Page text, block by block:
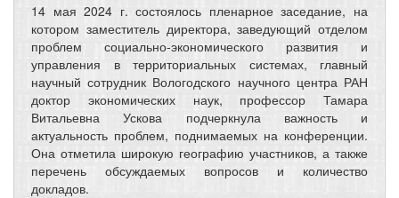
14 мая 2024 г. состоялось пленарное заседание, на
котором заместитель директора, заведующий отделом
проблем социально-экономического развития и
управления в территориальных системах, главный
научный сотрудник Вологодского научного центра РАН
доктор экономических наук, профессор Тамара
Витальевна Ускова подчеркнула важность и
актуальность проблем, поднимаемых на конференции.
Она отметила широкую географию участников, а также
перечень обсуждаемых вопросов и количество
докладов.